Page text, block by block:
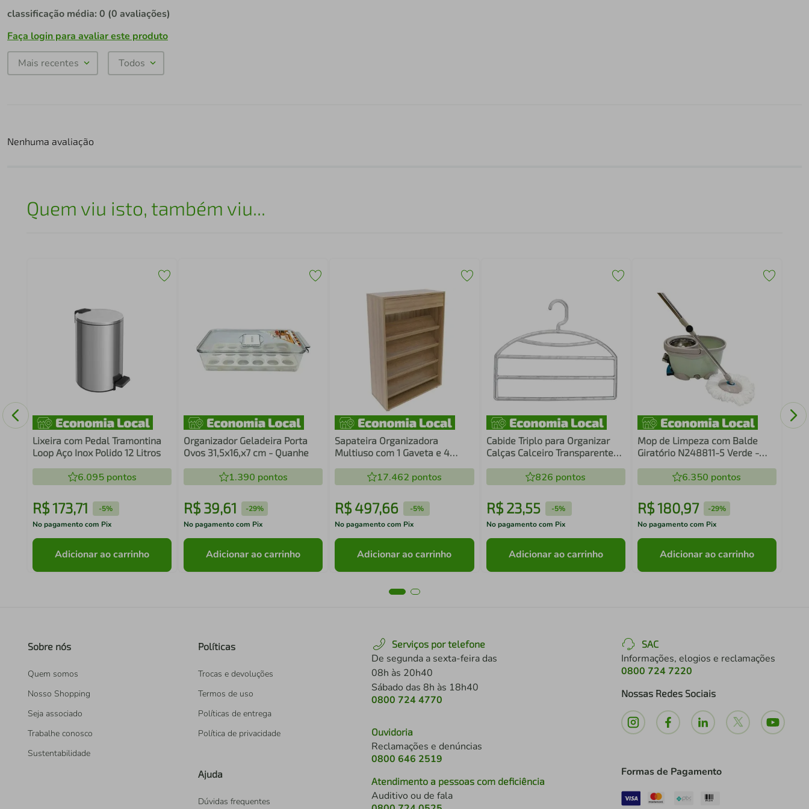
classificação média: 0 (0 avaliações)
Faça login para avaliar este produto
Mais recentes Todos
Nenhuma avaliação
Quem viu isto, também viu...
Lixeira com Pedal Tramontina
Loop Aço Inox Polido 12 Litros
6.095pontos
R$173,71 -5%
No pagamento com Pix
Adicionar ao carrinho
Organizador Geladeira Porta
Ovos 31,5x16,x7 cm - Quanhe
1.390 pontos
R$ 39,61 -29%
No pagamento com Pix
Adicionar ao carrinho
Sapateira Organizadora
Multiuso com 1 Gaveta e 4
Tecnomobili Guardar Sapatos
Tênis Botas
17.462 pontos
R$497,66 -5%
No pagamento com Pix
Adicionar ao carrinho
Cabide Triplo para Organizar
Calças Calceiro Transparente
826 pontos
R$ 23,55 -5%
No pagamento com Pix
Adicionar ao carrinho
Mop de Limpeza com Balde
Giratório N248811-5 Verde -
6.350 pontos
R$180,97 -29%
No pagamento com Pix
Adicionar ao carrinho
Sobre nós
Quem somos
Nosso Shopping
Seja associado
Trabalhe conosco
Sustentabilidade
Políticas
Trocas e devoluções
Termos de uso
Políticas de entrega
Política de privacidade
Ajuda
Dúvidas frequentes
Serviços por telefone
De segunda a sexta-feira das
08h às 20h40
Sábado das 8h às 18h40
0800 724 4770
Ouvidoria
Reclamações e denúncias
0800 646 2519
Atendimento a pessoas com deficiência
Auditivo ou de fala
SAC
Informações, elogios e reclamações
0800 724 7220
Nossas Redes Sociais
Formas de Pagamento